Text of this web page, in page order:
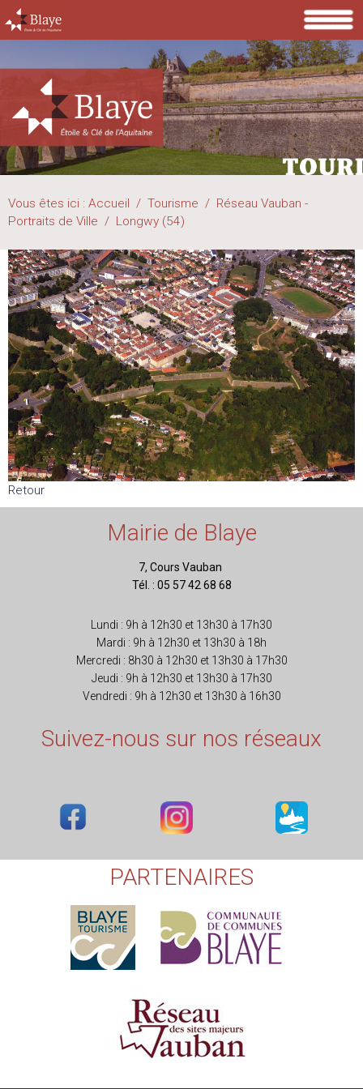
Vous êtes ici : Accueil / Tourisme / Réseau Vauban -
Portraits de Ville / Longwy (54)
Retour
Mairie de Blaye
7, Cours Vauban
Tél. : 05 57 42 68 68
Lundi : 9h à 12h30 et 13h30 à 17h30
Mardi : 9h à 12h30 et 13h30 à 18h
Mercredi : 8h30 à 12h30 et 13h30 à 17h30
Jeudi : 9h à 12h30 et 13h30 à 17h30
Vendredi : 9h à 12h30 et 13h30 à 16h30
Suivez-nous sur nos réseaux
PARTENAIRES